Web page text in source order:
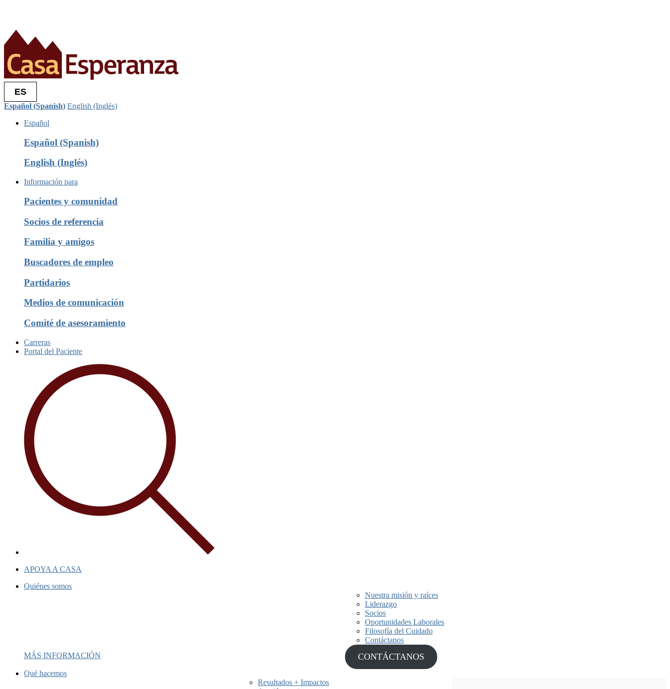
ES
Español (Spanish) English (Inglés)
Español
Español (Spanish)
English (Inglés)
Información para
Pacientes y comunidad
Socios de referencia
Familia y amigos
Buscadores de empleo
Partidarios
Medios de comunicación
Comité de asesoramiento
Carreras
Portal del Paciente
APOYA A CASA
Quiénes somos
MÁS INFORMACIÓN
Nuestra misión y raíces
Liderazgo
Socios
Oportunidades Laborales
Filosofía del Cuidado
Contáctanos
CONTÁCTANOS
Qué hacemos
Resultados + Impactos